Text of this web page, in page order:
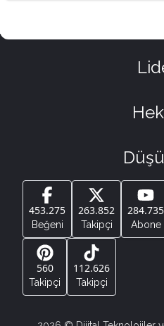
453.275
Beğeni
263.852
Takipçi
284.735
Abone
560
Takipçi
112.626
Takipçi